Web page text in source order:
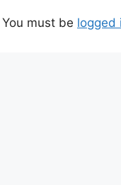
You must be logged